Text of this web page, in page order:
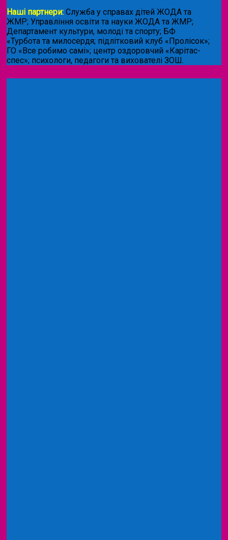
Наші партнери: Служба у справах дітей ЖОДА та
ЖМР; Управління освіти та науки ЖОДА та ЖМР;
Департамент культури, молоді та спорту; БФ
«Турбота та милосердя; підлітковий клуб «Пролісок»;
ГО «Все робимо самі»; центр оздоровчий «Карітас-
спес»; психологи, педагоги та вихователі ЗОШ.